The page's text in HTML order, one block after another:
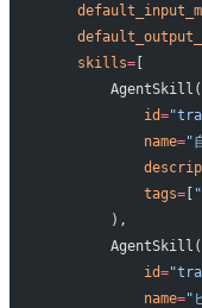
    skills
=[
        AgentSkill(
            id
=
            name
="
            tags
=[
        ),
        AgentSkill(
            id
=
            name
="